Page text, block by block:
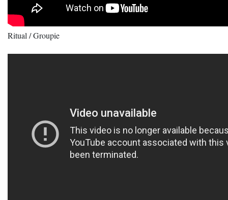
Ritual / Groupie